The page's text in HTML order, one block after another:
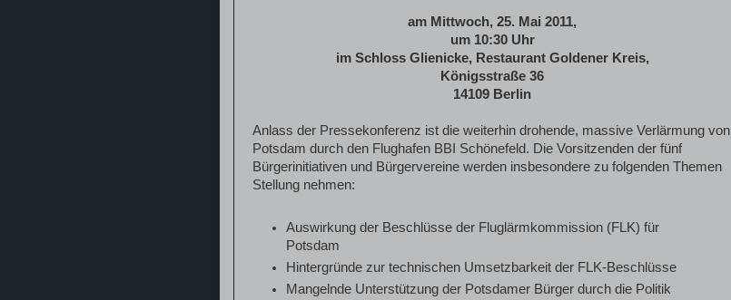
am Mittwoch, 25. Mai 2011,
um 10:30 Uhr
im Schloss Glienicke, Restaurant Goldener Kreis,
Königsstraße 36
14109 Berlin
Anlass der Pressekonferenz ist die weiterhin drohende, massive Verlärmung von
Potsdam durch den Flughafen BBI Schönefeld. Die Vorsitzenden der fünf
Bürgerinitiativen und Bürgervereine werden insbesondere zu folgenden Themen
Stellung nehmen:
Auswirkung der Beschlüsse der Fluglärmkommission (FLK) für
Potsdam
Hintergründe zur technischen Umsetzbarkeit der FLK-Beschlüsse
Mangelnde Unterstützung der Potsdamer Bürger durch die Politik